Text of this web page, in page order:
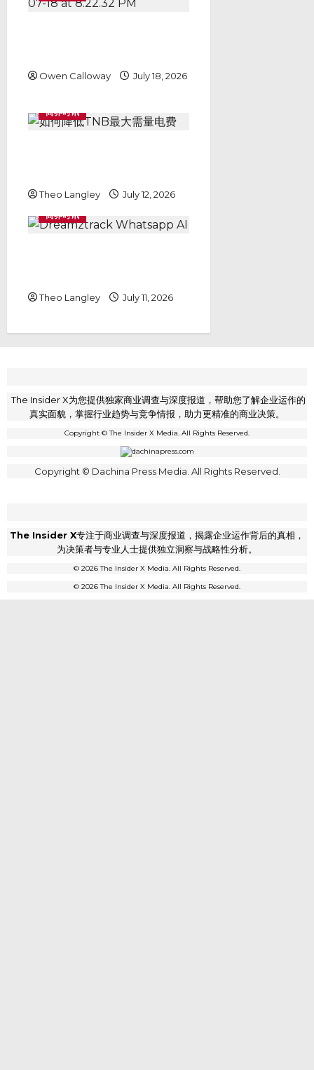
Owen Calloway July 18, 2026
商界时讯
Theo Langley July 12, 2026
商界时讯
Theo Langley July 11, 2026
The Insider X为您提供独家商业调查与深度报道，帮助您了解企业运作的
真实面貌，掌握行业趋势与竞争情报，助力更精准的商业决策。
Copyright © The Insider X Media. All Rights Reserved.
Copyright © Dachina Press Media. All Rights Reserved.
The Insider X专注于商业调查与深度报道，揭露企业运作背后的真相，
为决策者与专业人士提供独立洞察与战略性分析。
© 2026 The Insider X Media. All Rights Reserved.
© 2026 The Insider X Media. All Rights Reserved.